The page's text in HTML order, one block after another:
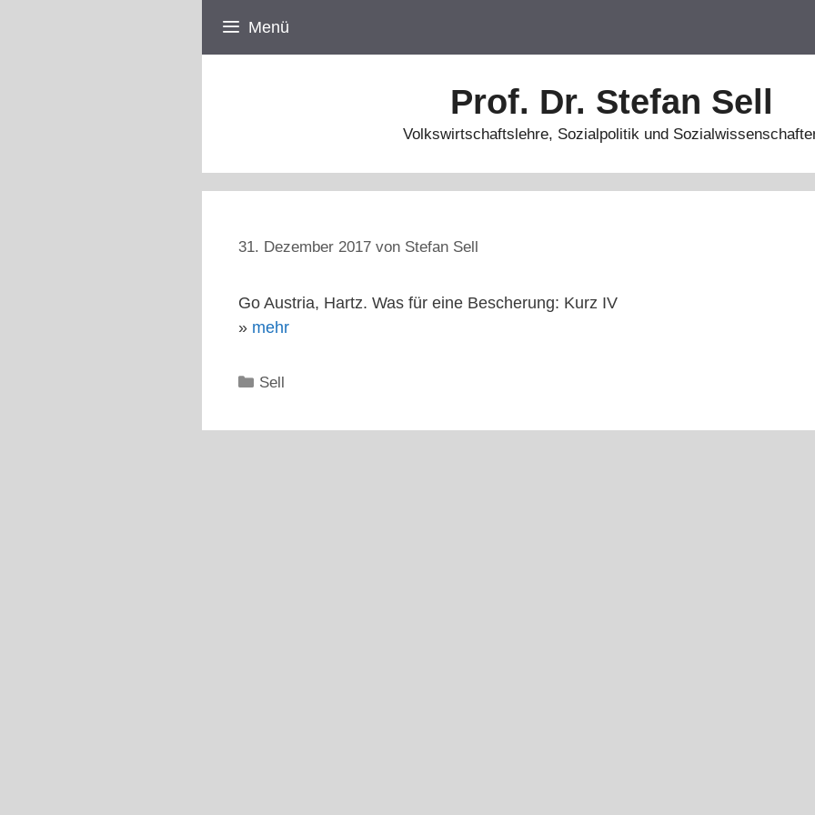
Menü
Prof. Dr. Stefan Sell
Volkswirtschaftslehre, Sozialpolitik und
31. Dezember 2017 von Stefan Sell
Go Austria, Hartz. Was für eine Bescherung: Kurz IV
» mehr
Kategorien
Sell